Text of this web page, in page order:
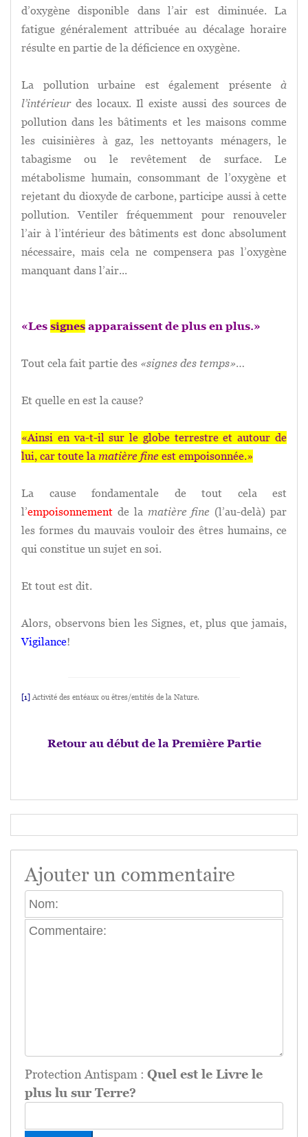
d’oxygène disponible dans l’air est diminuée. La
fatigue généralement attribuée au décalage horaire
résulte en partie de la déficience en oxygène.
La pollution urbaine est également présente à
l’intérieurdes locaux. Il existe aussi des sources de
pollution dans les bâtiments et les maisons comme
les cuisinières à gaz, les nettoyants ménagers, le
tabagisme ou le revêtement de surface. Le
métabolisme humain, consommant de l’oxygène et
rejetant du dioxyde de carbone, participe aussi à cette
pollution. Ventiler fréquemment pour renouveler
l’air à l’intérieur des bâtiments est donc absolument
nécessaire, mais cela ne compensera pas l’oxygène
manquant dans l’air...
«Les signes apparaissent de plus en plus.»
Tout cela fait partie des «signes des temps»…
Et quelle en est la cause?
«Ainsi en va-t-il sur le globe terrestre et autour de
lui, car toute la matière fine est empoisonnée.»
La cause fondamentale de tout cela est
l’empoisonnement de la matière fine (l’au-delà) par
les formes du mauvais vouloir des êtres humains, ce
qui constitue un sujet en soi.
Et tout est dit.
Alors, observons bien les Signes, et, plus que jamais,
Vigilance!
[1] Activité des entéaux ou êtres/entités de la Nature.
Retour au début de la Première Partie
Ajouter un commentaire
Protection Antispam : Quel est le Livre le
plus lu sur Terre?